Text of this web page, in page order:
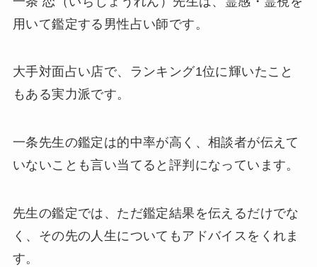
用いて鑑定する男性占い師です。
大手対面占い店で、ランキング1位に輝いたこと
もある実力派です。
一条先生の鑑定は的中率が高く、相談者が伝えて
いないことも言い当てると評判になっています。
先生の鑑定では、ただ鑑定結果を伝えるだけでな
く、その先の人生についてもアドバイスをくれま
す。